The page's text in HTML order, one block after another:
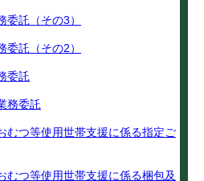
託（その3）
託（その2）
委託
務委託
むつ等使用世帯支援に係る指定ご
むつ等使用世帯支援に係る梱包及